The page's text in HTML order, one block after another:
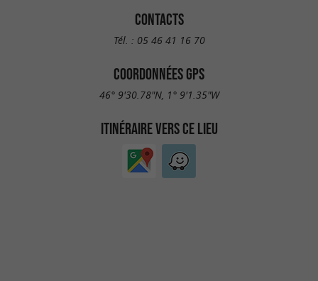
CONTACTS
Tél. : 05 46 41 16 70
COORDONNÉES GPS
46° 9'30.78"N, 1° 9'1.35"W
ITINÉRAIRE VERS CE LIEU